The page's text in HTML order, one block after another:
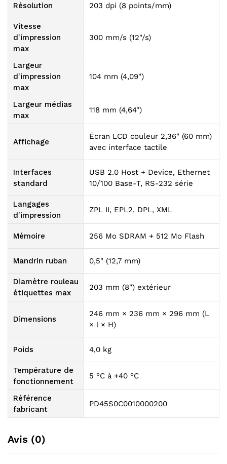
Résolution 203 dpi (8 points/mm)
Vitesse
d'impression
max
300 mm/s (12"/s)
Largeur
d'impression
max
104 mm (4,09")
Largeur médias
max
118 mm (4,64")
Affichage
Écran LCD couleur 2,36" (60 mm)
avec interface tactile
Interfaces
standard
USB 2.0 Host + Device, Ethernet
10/100 Base-T, RS-232 série
Langages
d'impression
ZPL II, EPL2, DPL, XML
Mémoire 256 Mo SDRAM + 512 Mo Flash
Mandrin ruban 0,5" (12,7 mm)
Diamètre rouleau
étiquettes max
203 mm (8") extérieur
Dimensions
246 mm × 236 mm × 296 mm (L
× l × H)
Poids 4,0 kg
Température de
fonctionnement
5 °C à +40 °C
Référence
fabricant
PD45S0C0010000200
Avis (0)